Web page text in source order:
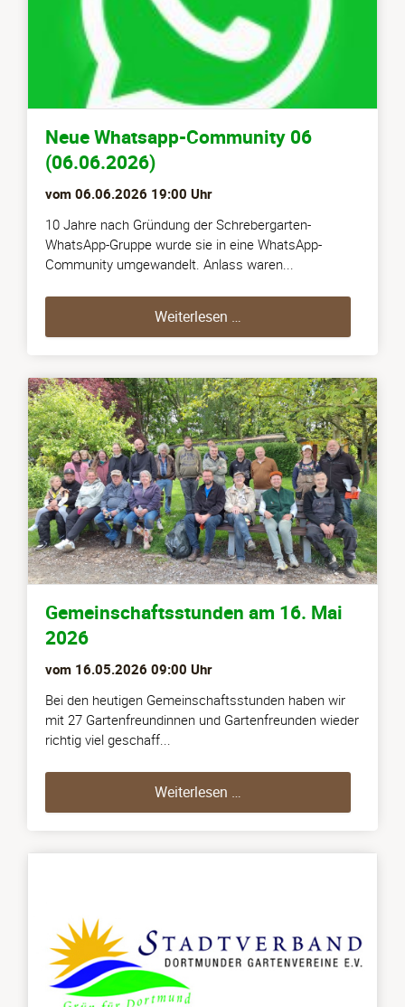
Neue Whatsapp-Community 06
(06.06.2026)
vom 06.06.2026 19:00 Uhr
10 Jahre nach Gründung der Schrebergarten-
WhatsApp-Gruppe wurde sie in eine WhatsApp-
Community umgewandelt. Anlass waren...
Weiterlesen …
Gemeinschaftsstunden am 16. Mai
2026
vom 16.05.2026 09:00 Uhr
Bei den heutigen Gemeinschaftsstunden haben wir
mit 27 Gartenfreundinnen und Gartenfreunden wieder
richtig viel geschaff...
Weiterlesen …